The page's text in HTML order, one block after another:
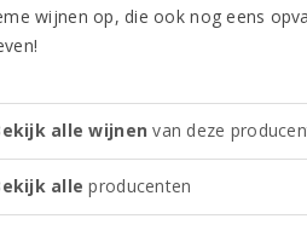
wijnen op, die ook nog eens
alle wijnen van deze
alle producenten